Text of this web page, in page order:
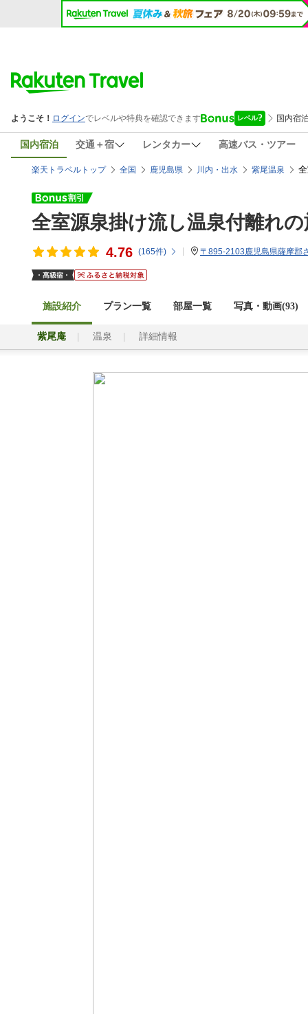
国内宿泊 交通＋宿 レンタカー 高速バス・ツアー
楽天トラベルトップ 全国 鹿児島県 川内・出水 紫尾温泉
全室源泉掛け流し温泉付離
4.76 (165件) 〒895-2103鹿児島県薩摩郡
施設紹介 プラン一覧 部屋一覧 写真・動画(93)
紫尾庵 温泉 詳細情報